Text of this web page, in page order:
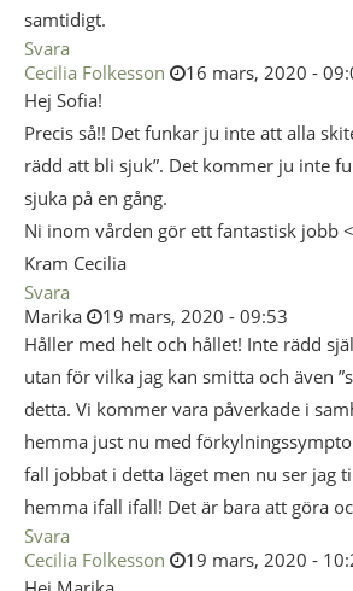
samtidigt.
Svara
Cecilia Folkesson
16 mars, 2020 -
Hej Sofia!
Precis så!! Det funkar ju inte att alla
rädd att bli sjuk”. Det kommer ju inte
sjuka på en gång.
Ni inom vården gör ett fantastisk jobb
Kram Cecilia
Svara
Marika
19 mars, 2020 - 09:53
Håller med helt och hållet! Inte rädd
utan för vilka jag kan smitta och även
detta. Vi kommer vara påverkade i
hemma just nu med
fall jobbat i detta läget men nu ser jag
hemma ifall ifall! Det är bara att göra
Svara
Cecilia Folkesson
19 mars, 2020 -